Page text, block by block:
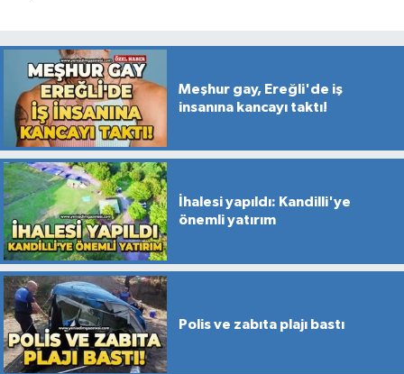
Meşhur gay, Ereğli'de iş
insanına kancayı taktı!
İhalesi yapıldı: Kandilli'ye
önemli yatırım
Polis ve zabıta plajı bastı